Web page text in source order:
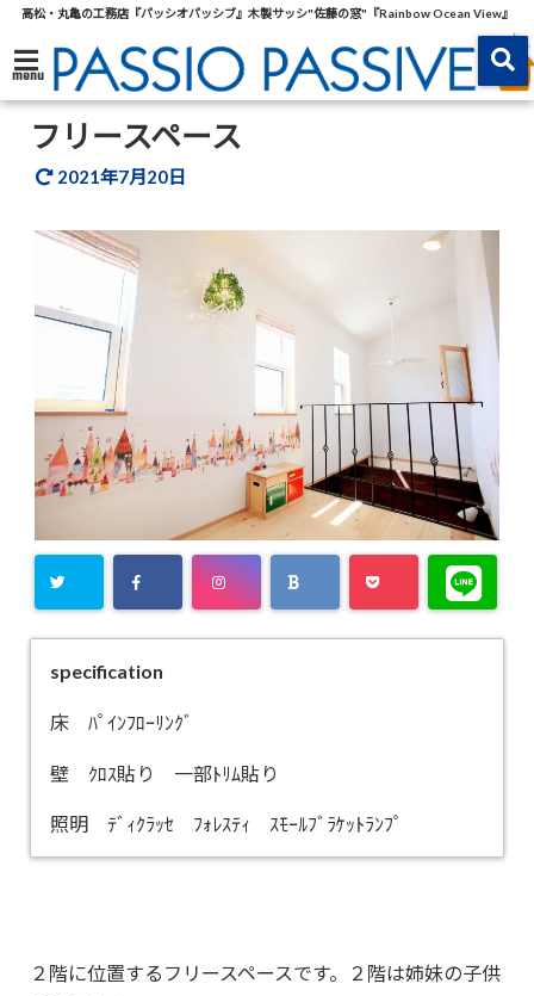
高松・丸亀の工務店『パッシオパッシブ』木製サッシ"佐藤の窓"『Rainbow Ocean View』
menu
フリースペース
2021年7月20日
specification
床 ﾊﾟｲﾝﾌﾛｰﾘﾝｸﾞ
壁 ｸﾛｽ貼り 一部ﾄﾘﾑ貼り
照明 ﾃﾞｨｸﾗｯｾ ﾌｫﾚｽﾃｨ ｽﾓｰﾙﾌﾞﾗｹｯﾄﾗﾝﾌﾟ
２階に位置するフリースペースです。２階は姉妹の子供